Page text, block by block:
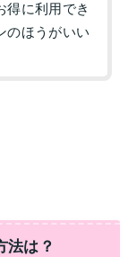
得に利用でき
のほうがいい
法は？